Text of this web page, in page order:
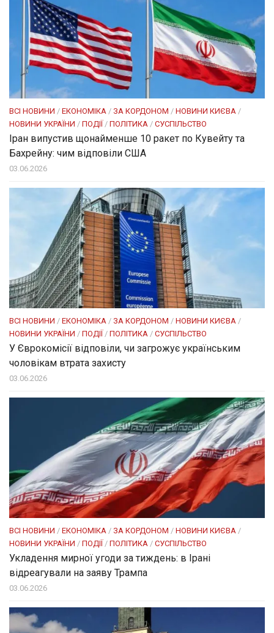
ВСІ НОВИНИ / ЕКОНОМІКА / ЗА КОРДОНОМ / НОВИНИ КИЄВА /
НОВИНИ УКРАЇНИ / ПОДІЇ / ПОЛІТИКА / СУСПІЛЬСТВО
Іран випустив щонайменше 10 ракет по Кувейту та
Бахрейну: чим відповіли США
03.06.2026
ВСІ НОВИНИ / ЕКОНОМІКА / ЗА КОРДОНОМ / НОВИНИ КИЄВА /
НОВИНИ УКРАЇНИ / ПОДІЇ / ПОЛІТИКА / СУСПІЛЬСТВО
У Єврокомісії відповіли, чи загрожує українським
чоловікам втрата захисту
03.06.2026
ВСІ НОВИНИ / ЕКОНОМІКА / ЗА КОРДОНОМ / НОВИНИ КИЄВА /
НОВИНИ УКРАЇНИ / ПОДІЇ / ПОЛІТИКА / СУСПІЛЬСТВО
Укладення мирної угоди за тиждень: в Ірані
відреагували на заяву Трампа
03.06.2026